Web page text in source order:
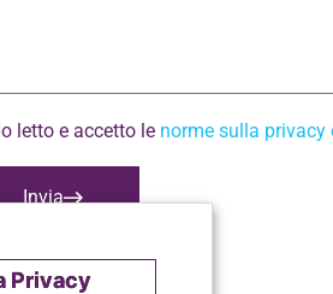
letto e accetto le norme sulla
Invia
Privacy